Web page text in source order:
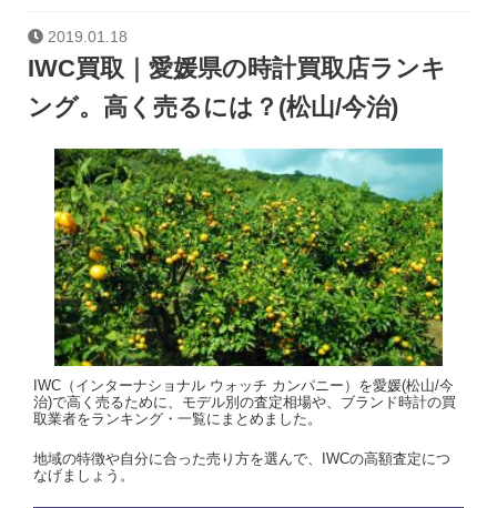
2019.01.18
IWC買取｜愛媛県の時計買取店ランキ
ング。高く売るには？(松山/今治)
IWC（インターナショナル ウォッチ カンパニー）を愛媛(松山/今
治)で高く売るために、モデル別の査定相場や、ブランド時計の買
取業者をランキング・一覧にまとめました。
地域の特徴や自分に合った売り方を選んで、IWCの高額査定につ
なげましょう。